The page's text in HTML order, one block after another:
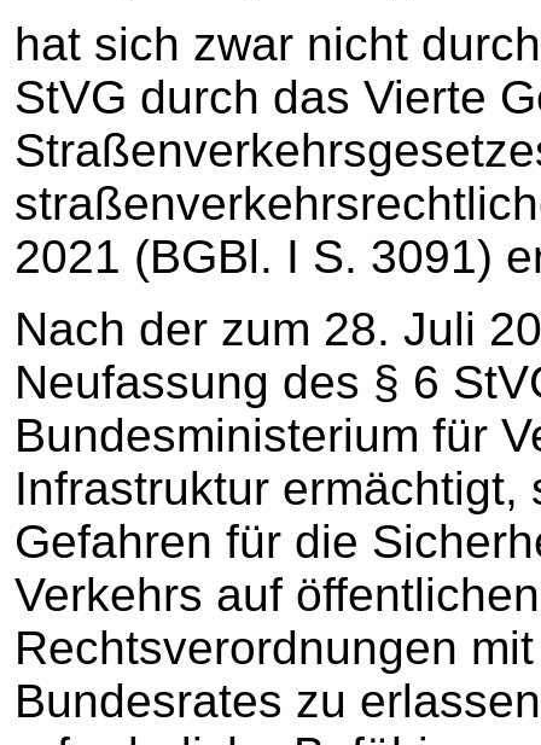
hat sich zwar nicht
StVG durch das Vierte
2021 (BGBl. I S. 3091)
Nach der zum 28. Juli
Neufassung des § 6
Bundesministerium für
Infrastruktur ermächtigt,
Gefahren für die
Verkehrs auf
Rechtsverordnungen
Bundesrates zu